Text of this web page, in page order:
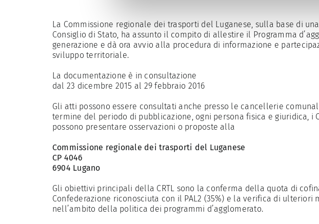
La Commissione regionale dei trasporti del Luganese, sulla base di
Consiglio di Stato, ha assunto il compito di allestire il Programma
generazione e dà ora avvio alla procedura di informazione e
sviluppo territoriale.
La documentazione è in consultazione
dal 23 dicembre 2015 al 29 febbraio 2016
Gli atti possono essere consultati anche presso le cancellerie
termine del periodo di pubblicazione, ogni persona fisica e giuridica, i
possono presentare osservazioni o proposte alla
Commissione regionale dei trasporti del Luganese
CP 4046
6904 Lugano
Gli obiettivi principali della CRTL sono la conferma della quota di
Confederazione riconosciuta con il PAL2 (35%) e la verifica di
nell’ambito della politica dei programmi d’agglomerato.